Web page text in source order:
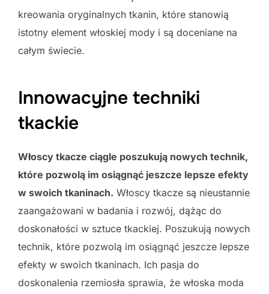
kreowania oryginalnych tkanin, które stanowią
istotny element włoskiej mody i są doceniane na
całym świecie.
Innowacyjne techniki
tkackie
Włoscy tkacze ciągle poszukują nowych technik,
które pozwolą im osiągnąć jeszcze lepsze efekty
w swoich tkaninach. Włoscy tkacze są nieustannie
zaangażowani w badania i rozwój, dążąc do
doskonałości w sztuce tkackiej. Poszukują nowych
technik, które pozwolą im osiągnąć jeszcze lepsze
efekty w swoich tkaninach. Ich pasja do
doskonalenia rzemiosła sprawia, że włoska moda